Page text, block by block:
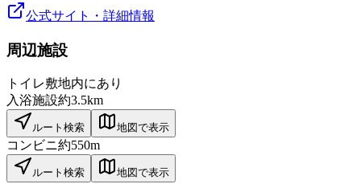
公式サイト・詳細情報
周辺施設
トイレ敷地内にあり
入浴施設約3.5km
ルート検索 地図で表示
コンビニ約550m
ルート検索 地図で表示